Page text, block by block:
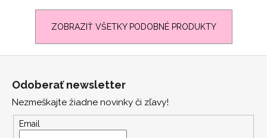
ZOBRAZIŤ VŠETKY PODOBNÉ PRODUKTY
Odoberať newsletter
Nezmeškajte žiadne novinky či zľavy!
Email